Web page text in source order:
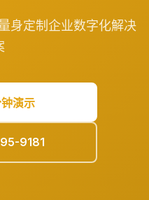
身定制企业数字化解决
演示
9181